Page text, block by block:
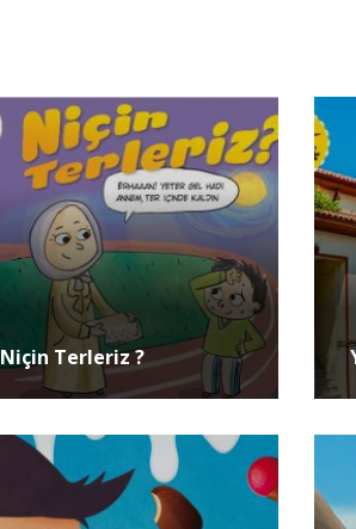
Niçin Terleriz ?